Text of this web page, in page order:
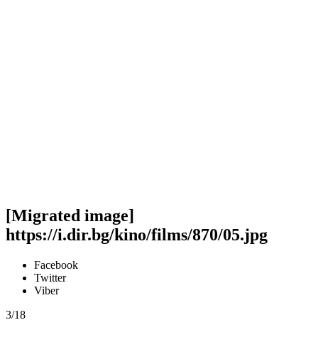
[Migrated image]
https://i.dir.bg/kino/films/870/05.jpg
Facebook
Twitter
Viber
3/18